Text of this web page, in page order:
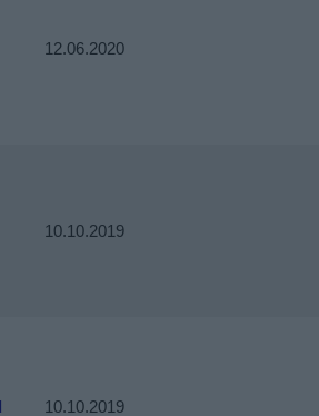
12.06.2020
10.10.2019
10.10.2019